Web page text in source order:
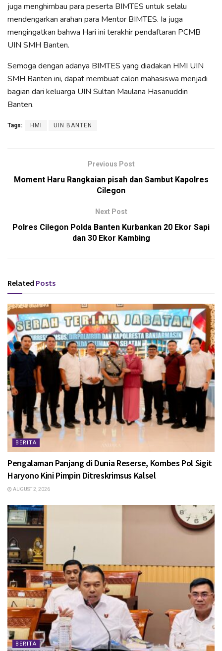
juga menghimbau para peserta BIMTES untuk selalu
mendengarkan arahan para Mentor BIMTES. Ia juga
mengingatkan bahwa Hari ini terakhir pendaftaran PCMB
UIN SMH Banten.
Semoga dengan adanya BIMTES yang diadakan HMI UIN
SMH Banten ini, dapat membuat calon mahasiswa menjadi
bagian dari keluarga UIN Sultan Maulana Hasanuddin
Banten.
Tags: HMI UIN BANTEN
Previous Post
Moment Haru Rangkaian pisah dan Sambut Kapolres
Cilegon
Next Post
Polres Cilegon Polda Banten Kurbankan 20 Ekor Sapi
dan 30 Ekor Kambing
Related Posts
BERITA
Pengalaman Panjang di Dunia Reserse, Kombes Pol Sigit
Haryono Kini Pimpin Ditreskrimsus Kalsel
AUGUST 2, 2026
BERITA